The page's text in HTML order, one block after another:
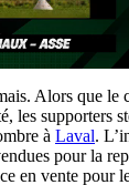
Alors que le
les supporters
à Laval.
pour la
en vente pour